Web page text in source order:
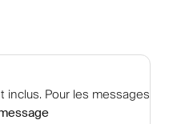
inclus. Pour les messages